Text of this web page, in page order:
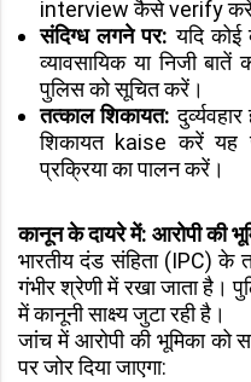
interview कैसे verify करें
संदिग्ध लगने पर:यदि
व्यावसायिक या निजी
पुलिस को सूचित करें।
तत्काल शिकायत:
शिकायत kaise करें
प्रक्रिया का पालन करें।
कानून के दायरे में: आरोपी की
भारतीय दंड संहिता (IPC)
गंभीर श्रेणी में रखा जाता है।
में कानूनी साक्ष्य जुटा रही है।
जांच में आरोपी की भूमिका को
पर जोर दिया जाएगा: